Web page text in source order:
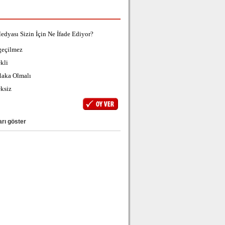
Sizin İçin Ne İfade Ediyor?
Olmalı
göster